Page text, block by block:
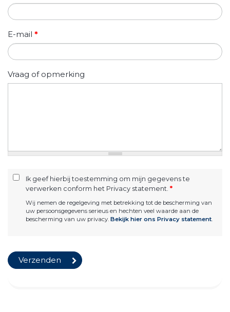
E-mail *
Vraag of opmerking
Ik geef hierbij toestemming om mijn gegevens te
verwerken conform het Privacy statement. *
Wij nemen de regelgeving met betrekking tot de bescherming van
uw persoonsgegevens serieus en hechten veel waarde aan de
bescherming van uw privacy. Bekijk hier ons Privacy statement.